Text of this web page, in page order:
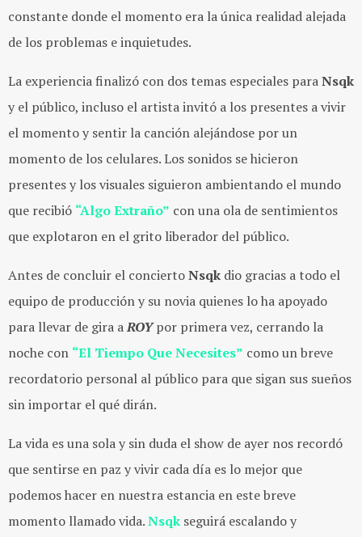
constante donde el momento era la única realidad alejada
de los problemas e inquietudes.
La experiencia finalizó con dos temas especiales paraNsqk
y el público, incluso el artista invitó a los presentes a vivir
el momento y sentir la canción alejándose por un
momento de los celulares. Los sonidos se hicieron
presentes y los visuales siguieron ambientando el mundo
que recibió “Algo Extraño” con una ola de sentimientos
que explotaron en el grito liberador del público.
Antes de concluir el conciertoNsqk dio gracias a todo el
equipo de producción y su novia quienes lo ha apoyado
para llevar de gira aROYpor primera vez, cerrando la
noche con “El Tiempo Que Necesites” como un breve
recordatorio personal al público para que sigan sus sueños
sin importar el qué dirán.
La vida es una sola y sin duda el show de ayer nos recordó
que sentirse en paz y vivir cada día es lo mejor que
podemos hacer en nuestra estancia en este breve
momento llamado vida.Nsqk seguirá escalando y